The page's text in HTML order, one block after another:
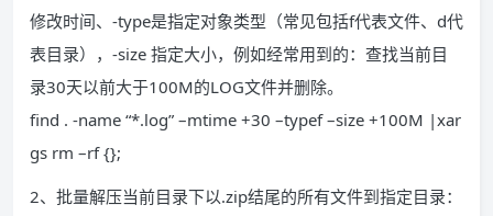
修改时间、-type是指定对象类型（常见包括f代表文件、d代
表目录），-size 指定大小，例如经常用到的：查找当前目
录30天以前大于100M的LOG文件并删除。
find . -name “*.log” –mtime +30 –typef –size +100M |xar
gs rm –rf {};
2、批量解压当前目录下以.zip结尾的所有文件到指定目录：